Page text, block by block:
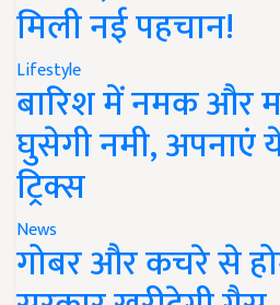
मिली नई पहचान!
Lifestyle
बारिश में नमक और
घुसेगी नमी, अपनाएं
ट्रिक्स
News
गोबर और कचरे से